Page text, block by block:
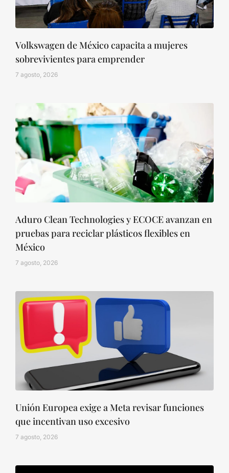
Volkswagen de México capacita a mujeres
sobrevivientes para emprender
7 agosto, 2026
Aduro Clean Technologies y ECOCE avanzan en
pruebas para reciclar plásticos flexibles en
México
7 agosto, 2026
Unión Europea exige a Meta revisar funciones
que incentivan uso excesivo
7 agosto, 2026